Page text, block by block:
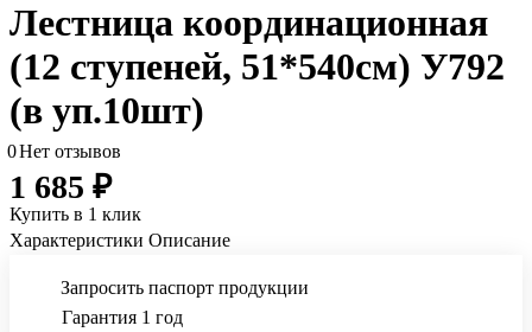
Лестница координационная
(12 ступеней, 51*540см) У792
(в уп.10шт)
0Нет отзывов
1 685 ₽
Купить в 1 клик
Характеристики Описание
Запросить паспорт продукции
Гарантия 1 год